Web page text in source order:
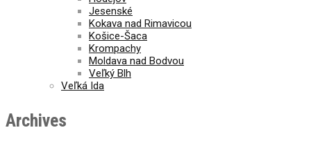
Jesenské
Kokava nad Rimavicou
Košice-Šaca
Krompachy
Moldava nad Bodvou
Veľký Blh
Veľká Ida
Archives